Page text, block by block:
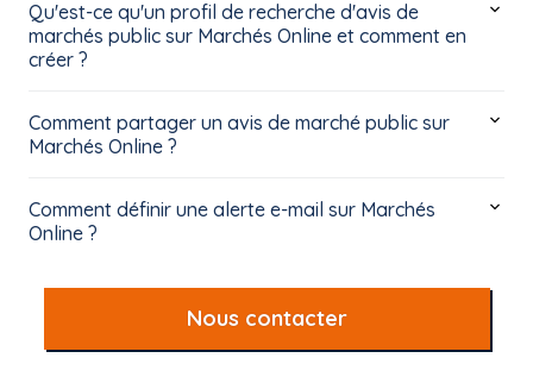
Qu'est-ce qu'un profil de recherche d'avis de
marchés public sur Marchés Online et comment en
créer ?
Comment partager un avis de marché public sur
Marchés Online ?
Comment définir une alerte e-mail sur Marchés
Online ?
Nous contacter